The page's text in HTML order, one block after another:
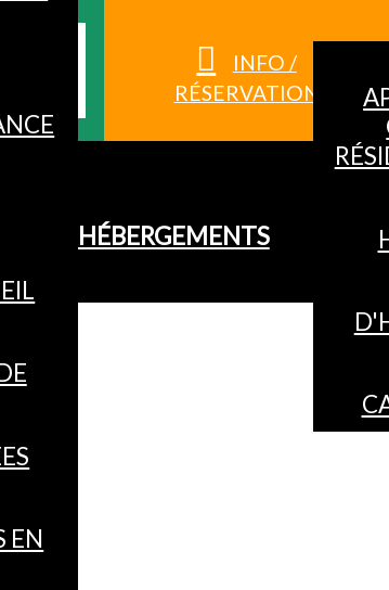
INFO /
RÉSERVATION
EN
HÉBERGEMENTS